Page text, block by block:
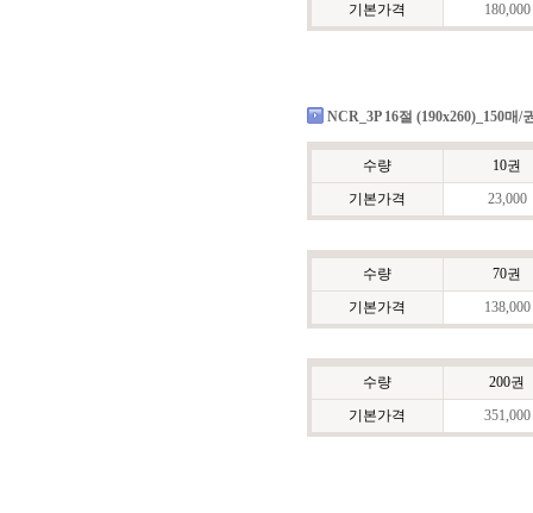
기본가격
180,000
NCR_3P 16절 (190x260)_150매/
수량
10권
기본가격
23,000
수량
70권
기본가격
138,000
수량
200권
기본가격
351,000